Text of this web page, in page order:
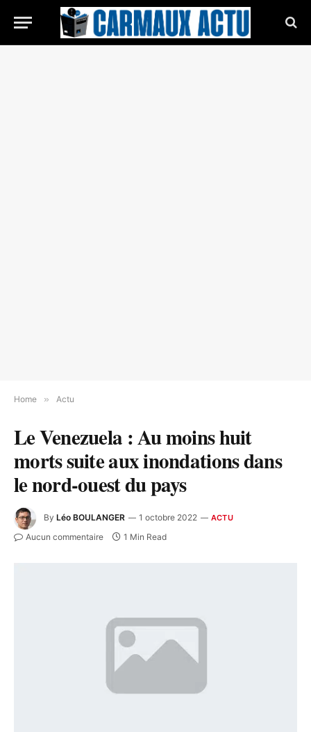
Home » Actu
Le Venezuela : Au moins huit
morts suite aux inondations dans
le nord-ouest du pays
By Léo BOULANGER 1 octobre 2022 ACTU
Aucun commentaire 1 Min Read